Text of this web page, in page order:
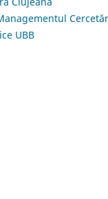
UBB